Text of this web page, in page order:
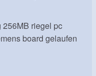
256MB riegel pc
board gelaufen